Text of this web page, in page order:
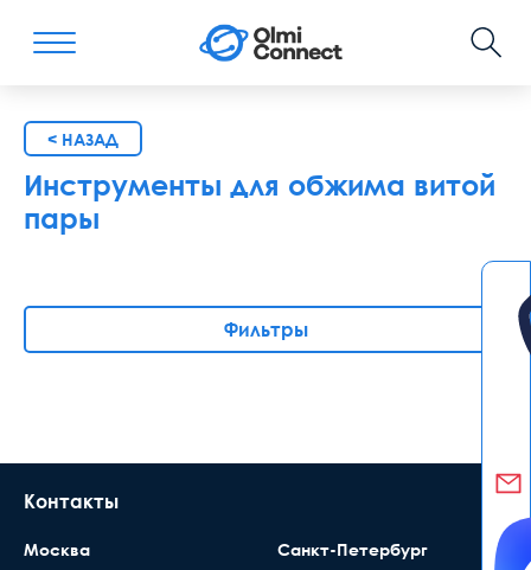
< НАЗАД
Инструменты для обжима витой
пары
Фильтры
Контакты
Москва Санкт-Петербург